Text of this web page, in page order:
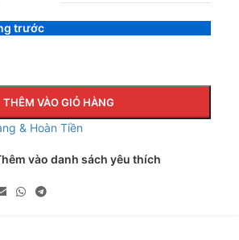
trước
THÊM VÀO GIỎ HÀNG
& Hoàn Tiền
vào danh sách yêu thích